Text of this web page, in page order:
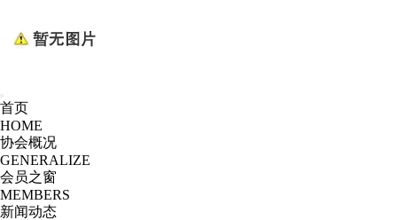
首页
HOME
协会概况
GENERALIZE
会员之窗
MEMBERS
新闻动态